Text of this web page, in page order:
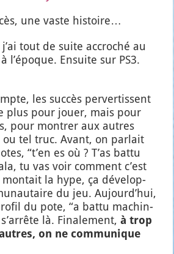
une vaste his­toire…
tout de suite accro­ché au
l’é­poque. Ensuite sur PS3.
les suc­cès per­ver­tissent
plus pour jouer, mais pour
pour mon­trer aux autres
ou tel truc. Avant, on par­lait
“t’en es où ? T’as bat­tu
tu vas voir com­ment c’est
mon­tait la hype, ça déve­lop­
du jeu. Aujourd’­hui,
du pote, “a bat­tu machin-
là. Fina­le­ment,à trop
on ne com­mu­nique